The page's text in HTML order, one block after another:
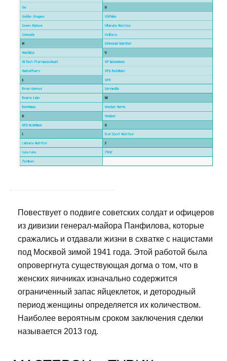
Повествует о подвиге советских солдат и офицеров
из дивизии генерал-майора Панфилова, которые
сражались и отдавали жизни в схватке с нацистами
под Москвой зимой 1941 года. Этой работой была
опровергнута существующая догма о том, что в
женских яичниках изначально содержится
ограниченный запас яйцеклеток, и детородный
период женщины определяется их количеством.
Наиболее вероятным сроком заключения сделки
называется 2013 год.